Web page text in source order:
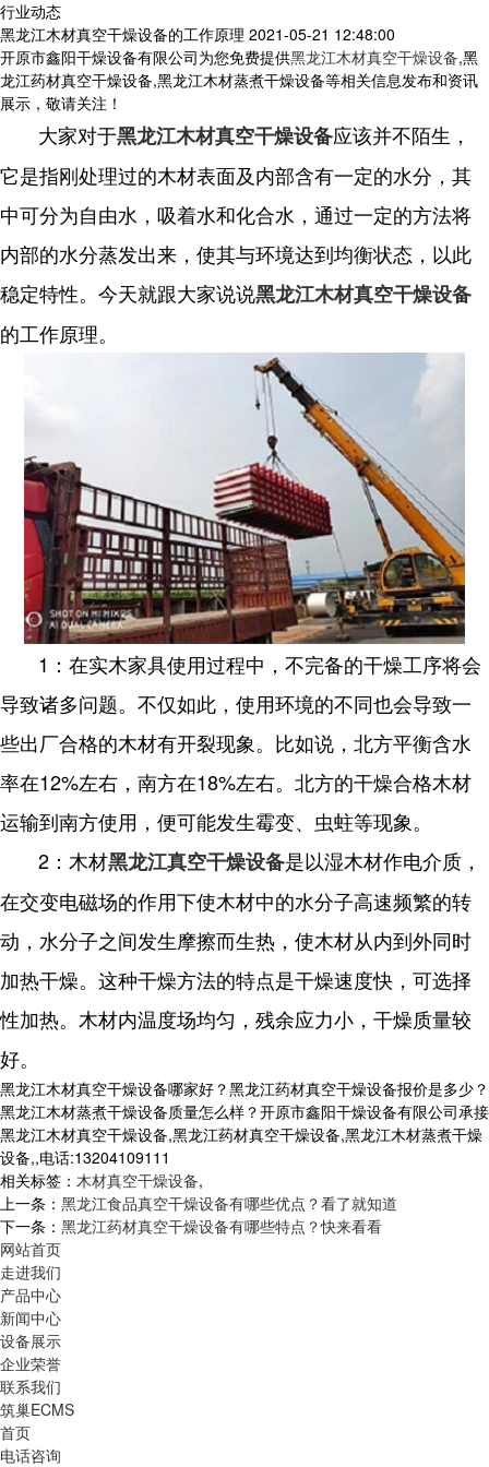
行业动态
黑龙江木材真空干燥设备的工作原理 2021-05-21 12:48:00
开原市鑫阳干燥设备有限公司为您免费提供黑龙江木材真空干燥设备,黑
龙江药材真空干燥设备,黑龙江木材蒸煮干燥设备等相关信息发布和资讯
展示，敬请关注！
大家对于黑龙江木材真空干燥设备应该并不陌生，
它是指刚处理过的木材表面及内部含有一定的水分，其
中可分为自由水，吸着水和化合水，通过一定的方法将
内部的水分蒸发出来，使其与环境达到均衡状态，以此
稳定特性。今天就跟大家说说黑龙江木材真空干燥设备
的工作原理。
1：在实木家具使用过程中，不完备的干燥工序将会
导致诸多问题。不仅如此，使用环境的不同也会导致一
些出厂合格的木材有开裂现象。比如说，北方平衡含水
率在12%左右，南方在18%左右。北方的干燥合格木材
运输到南方使用，便可能发生霉变、虫蛀等现象。
2：木材黑龙江真空干燥设备是以湿木材作电介质，
在交变电磁场的作用下使木材中的水分子高速频繁的转
动，水分子之间发生摩擦而生热，使木材从内到外同时
加热干燥。这种干燥方法的特点是干燥速度快，可选择
性加热。木材内温度场均匀，残余应力小，干燥质量较
好。
黑龙江木材真空干燥设备哪家好？黑龙江药材真空干燥设备报价是多少？
黑龙江木材蒸煮干燥设备质量怎么样？开原市鑫阳干燥设备有限公司承接
黑龙江木材真空干燥设备,黑龙江药材真空干燥设备,黑龙江木材蒸煮干燥
设备,,电话:13204109111
相关标签： 木材真空干燥设备,
上一条： 黑龙江食品真空干燥设备有哪些优点？看了就知道
下一条： 黑龙江药材真空干燥设备有哪些特点？快来看看
网站首页
走进我们
产品中心
新闻中心
设备展示
企业荣誉
联系我们
筑巢ECMS
首页
电话咨询